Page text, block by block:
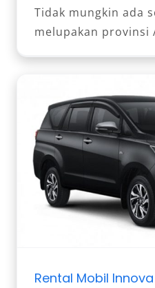
Tidak mungkin ada
melupakan provinsi
Rental Mobil